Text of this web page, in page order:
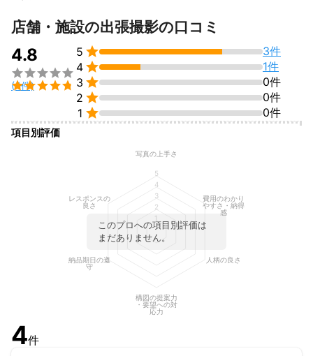
すべて見る
店舗・施設の出張撮影の口コミ
4.8


(4件)
5 
3件
4 
1件
3 
0件
2 
0件
1  0件
項目別評価
このプロへの項目別評価は
まだありません。
写真の上手さ
費用のわかり
やすさ・納得
感
人柄の良さ
構図の提案力
・要望への対
応力
納品期日の遵
守
レスポンスの
良さ
1
2
3
4
5
4件